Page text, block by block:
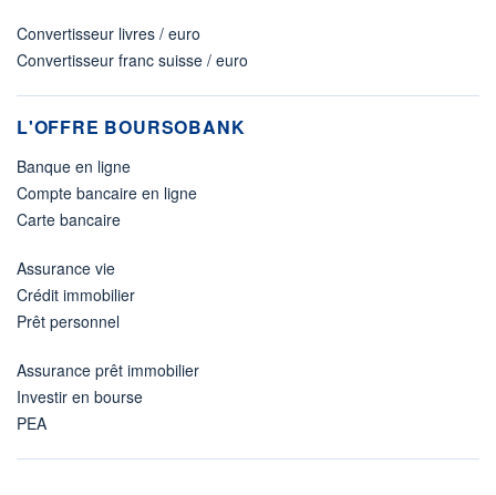
Convertisseur livres / euro
Convertisseur franc suisse / euro
L'OFFRE BOURSOBANK
Banque en ligne
Compte bancaire en ligne
Carte bancaire
Assurance vie
Crédit immobilier
Prêt personnel
Assurance prêt immobilier
Investir en bourse
PEA